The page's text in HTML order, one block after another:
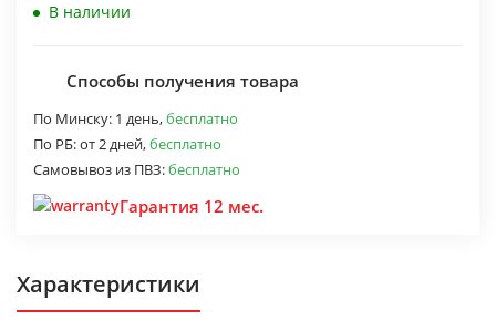
В наличии
Способы получения товара
По Минску: 1 день,бесплатно
По РБ:от 2 дней,бесплатно
Самовывоз из ПВЗ:бесплатно
Гарантия 12 мес.
Характеристики